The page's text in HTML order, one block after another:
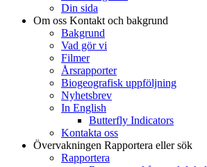
Din sida
Om oss Kontakt och bakgrund
Bakgrund
Vad gör vi
Filmer
Årsrapporter
Biogeografisk uppföljning
Nyhetsbrev
In English
Butterfly Indicators
Kontakta oss
Övervakningen Rapportera eller sök
Rapportera